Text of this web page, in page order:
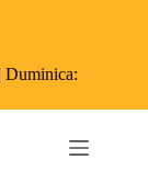
Duminica: